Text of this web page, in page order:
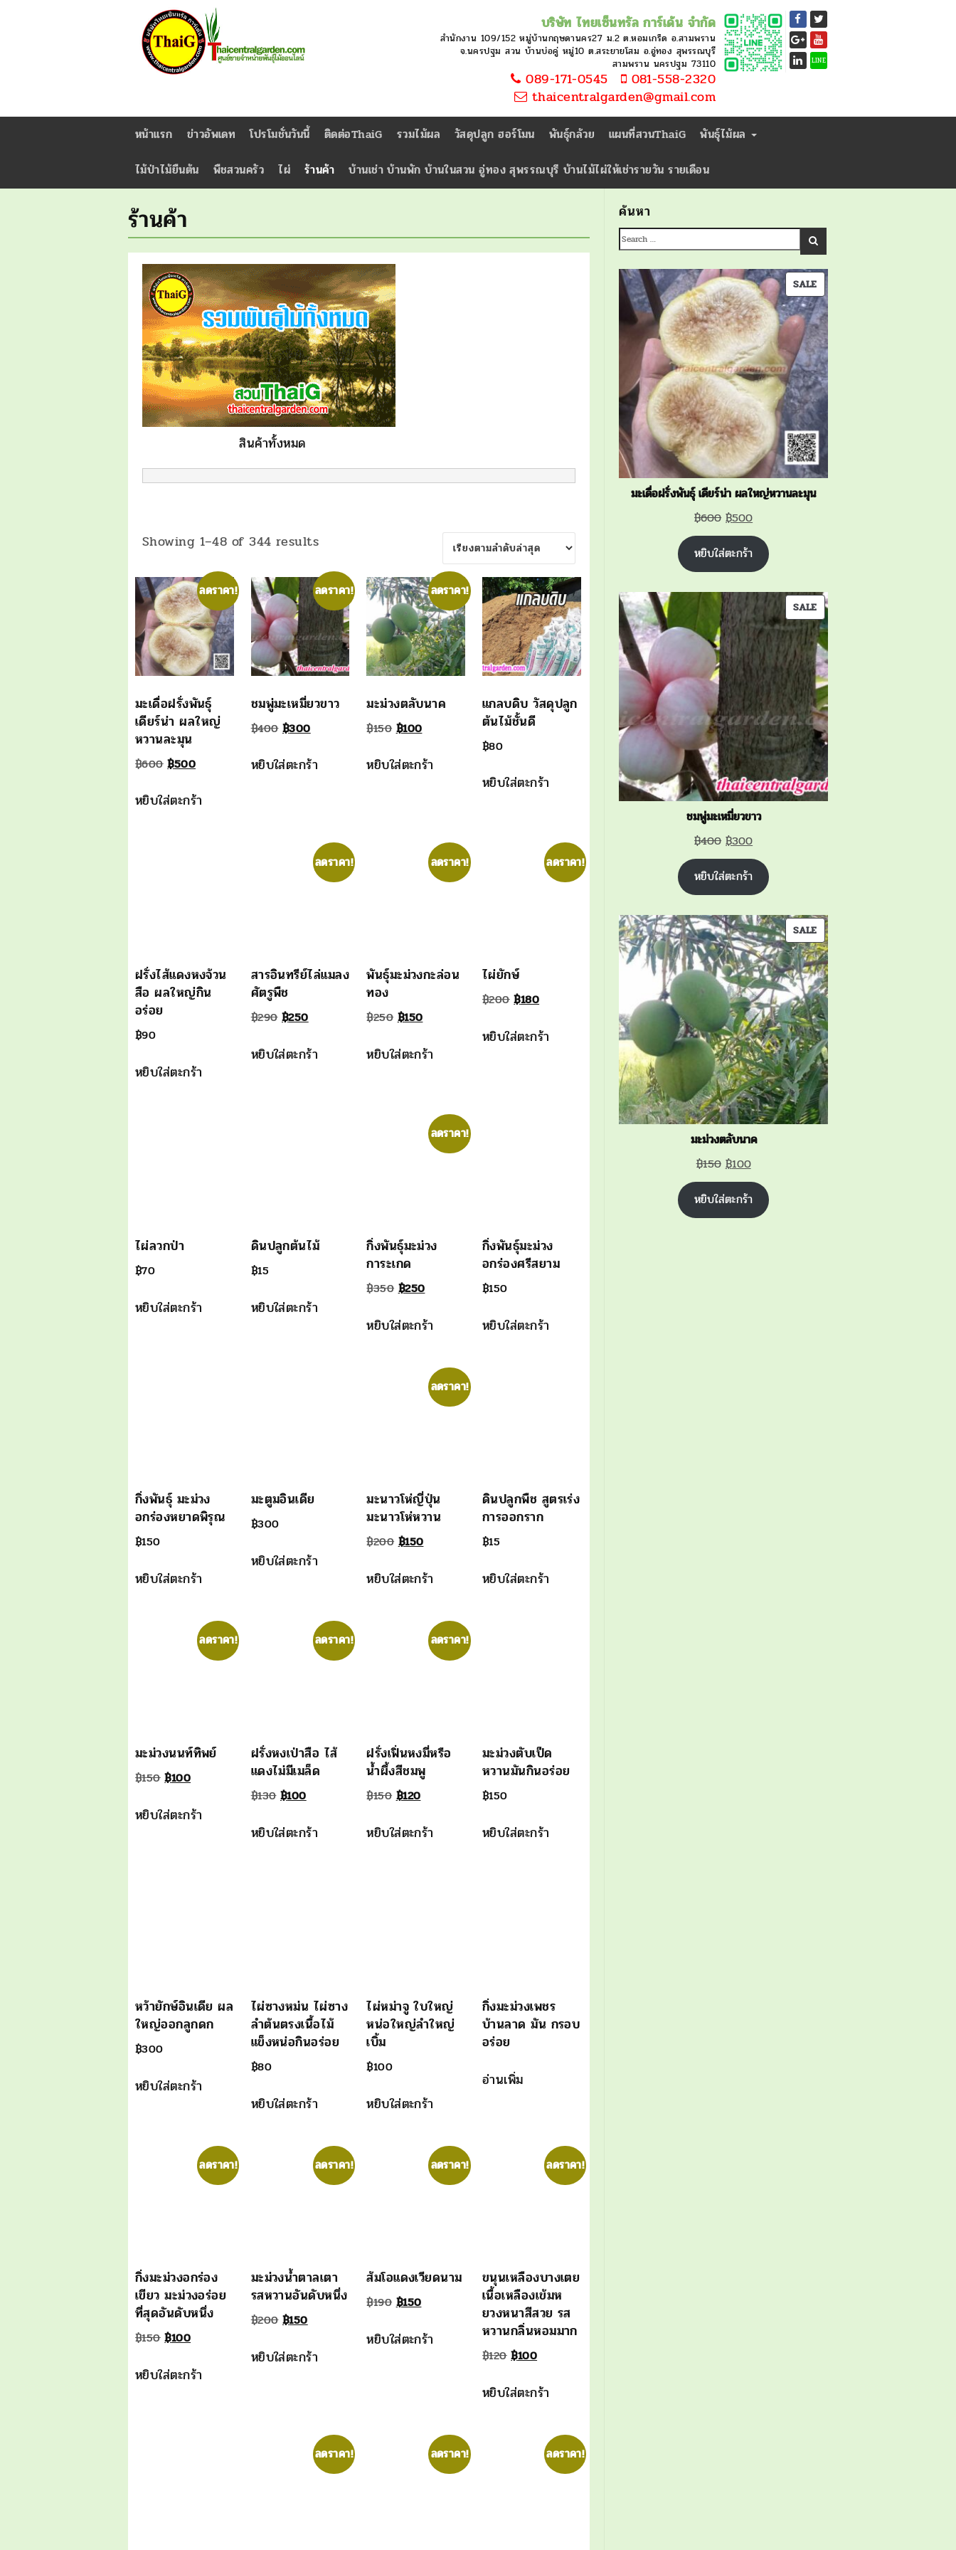
บริษัท ไทยเซ็นทรัล การ์เด้น จำกัด
สำนักงาน 109/152 หมู่บ้านกฤษดานคร27 ม.2 ต.หอมเกร็ด อ.สามพราน
จ.นครปฐม สวน บ้านบ่อคู่ หมู่10 ต.สระยายโสม อ.อู่ทอง สุพรรณบุรี
สามพราน นครปฐม 73110
089-171-0545
081-558-2320
thaicentralgarden@gmail.com
LINE
หน้าแรก ข่าวอัพเดท โปรโมชั่นวันนี้ ติดต่อThaiG รวมไม้ผล วัสดุปลูก ฮอร์โมน พันธุ์กล้วย แผนที่สวนThaiG
พันธุ์ไม้ผล
ไม้ป่าไม้ยืนต้น
พืชสวนครัว ไผ่ ร้านค้า บ้านเช่า บ้านพัก บ้านในสวน อู่ทอง สุพรรณบุรี บ้านไม้ไผ่ให้เช่ารายวัน รายเดือน
ร้านค้า
สินค้าทั้งหมด
Showing 1–48 of 344 resultsSorted
latest
ลดราคา!
มะเดื่อฝรั่งพันธุ์
เดียร์น่า ผลใหญ่
หวานละมุน
฿600 Original
was:
฿500Current
is:
หยิบใส่ตะกร้า
ลดราคา!
ชมพู่มะเหมี่ยวขาว
฿400 Original
was:
฿300Current
is:
หยิบใส่ตะกร้า
ลดราคา!
มะม่วงตลับนาค
฿150 Original
was:
฿100Current
is:
หยิบใส่ตะกร้า
แกลบดิบ วัสดุปลูก
ต้นไม้ชั้นดี
฿80
หยิบใส่ตะกร้า
ฝรั่งไส้แดงหงจ้วน
สือ ผลใหญ่กิน
อร่อย
฿90
หยิบใส่ตะกร้า
ลดราคา!
สารอินทรีย์ไล่แมลง
ศัตรูพืช
฿290 Original
was:
฿250Current
is:
หยิบใส่ตะกร้า
ลดราคา!
พันธุ์มะม่วงกะล่อน
ทอง
฿250 Original
was:
฿150Current
is:
หยิบใส่ตะกร้า
ลดราคา!
ไผ่ยักษ์
฿200 Original
was:
฿180Current
is:
หยิบใส่ตะกร้า
ไผ่ลวกป่า
฿70
หยิบใส่ตะกร้า
ดินปลูกต้นไม้
฿15
หยิบใส่ตะกร้า
ลดราคา!
กิ่งพันธุ์มะม่วง
การะเกด
฿350 Original
was:
฿250Current
is:
หยิบใส่ตะกร้า
กิ่งพันธุ์มะม่วง
อกร่องศรีสยาม
฿150
หยิบใส่ตะกร้า
กิ่งพันธุ์ มะม่วง
อกร่องหยาดพิรุณ
฿150
หยิบใส่ตะกร้า
มะตูมอินเดีย
฿300
หยิบใส่ตะกร้า
ลดราคา!
มะนาวโห่ญี่ปุ่น
มะนาวโห่หวาน
฿200 Original
was:
฿150Current
is:
หยิบใส่ตะกร้า
ดินปลูกพืช สูตรเร่ง
การออกราก
฿15
หยิบใส่ตะกร้า
ลดราคา!
มะม่วงนนท์ทิพย์
฿150 Original
was:
฿100Current
is:
หยิบใส่ตะกร้า
ลดราคา!
ฝรั่งหงเป่าสือ ไส้
แดงไม่มีเมล็ด
฿130 Original
was:
฿100Current
is:
หยิบใส่ตะกร้า
ลดราคา!
ฝรั่งเฟิ่นหงมี่หรือ
น้ำผึ้งสีชมพู
฿150 Original
was:
฿120Current
is:
หยิบใส่ตะกร้า
มะม่วงตับเป็ด
หวานมันกินอร่อย
฿150
หยิบใส่ตะกร้า
หว้ายักษ์อินเดีย ผล
ใหญ่ออกลูกดก
฿300
หยิบใส่ตะกร้า
ไผ่ซางหม่น ไผ่ซาง
ลำต้นตรงเนื้อไม้
แข็งหน่อกินอร่อย
฿80
หยิบใส่ตะกร้า
ไผ่หม่าจู ใบใหญ่
หน่อใหญ่ลำใหญ่
เบิ้ม
฿100
หยิบใส่ตะกร้า
กิ่งมะม่วงเพชร
บ้านลาด มัน กรอบ
อร่อย
อ่านเพิ่ม
ลดราคา!
กิ่งมะม่วงอกร่อง
เขียว มะม่วงอร่อย
ที่สุดอันดับหนึ่ง
฿150 Original
was:
฿100Current
is:
หยิบใส่ตะกร้า
ลดราคา!
มะม่วงน้ำตาลเตา
รสหวานอันดับหนึ่ง
฿200 Original
was:
฿150Current
is:
หยิบใส่ตะกร้า
ลดราคา!
ส้มโอแดงเวียดนาม
฿190 Original
was:
฿150Current
is:
หยิบใส่ตะกร้า
ลดราคา!
ขนุนเหลืองบางเตย
เนื้อเหลืองเข้มห
ยวงหนาสีสวย รส
หวานกลิ่นหอมมาก
฿120 Original
was:
฿100Current
is:
หยิบใส่ตะกร้า
ลดราคา! ลดราคา! ลดราคา!
ค้นหา
SALEPRODUCT
ON
SALE
มะเดื่อฝรั่งพันธุ์ เดียร์น่า ผลใหญ่หวานละมุน
฿600 Original
price
was:
฿600.
฿500Current
price
is:
฿500.
หยิบใส่ตะกร้า
SALEPRODUCT
ON
SALE
ชมพู่มะเหมี่ยวขาว
฿400 Original
price
was:
฿400.
฿300Current
price
is:
฿300.
หยิบใส่ตะกร้า
SALEPRODUCT
ON
SALE
มะม่วงตลับนาค
฿150 Original
price
was:
฿150.
฿100Current
price
is:
฿100.
หยิบใส่ตะกร้า